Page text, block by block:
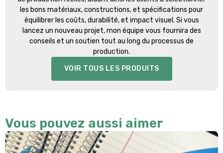
les bons matériaux, constructions, et spécifications pour
équilibrer les coûts, durabilité, et impact visuel. Si vous
lancez un nouveau projet, mon équipe vous fournira des
conseils et un soutien tout au long du processus de
production.
VOIR TOUS LES PRODUITS
Vous pouvez aussi aimer